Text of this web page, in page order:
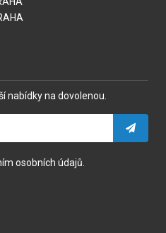
nabídky na dovolenou.
osobních údajů.